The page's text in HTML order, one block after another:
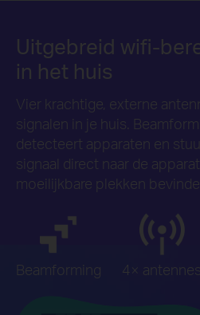
Uitgebreid wifi-
in het huis
Vier krachtige, externe
signalen in je huis.
detecteert apparaten en
signaal direct naar de
moeilijkbare plekken
Beamforming 4× antennes